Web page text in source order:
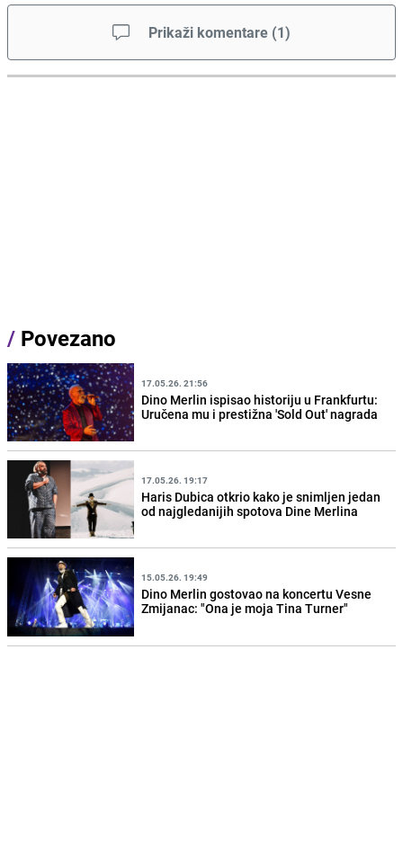
Prikaži komentare (1)
/ Povezano
17.05.26. 21:56
Dino Merlin ispisao historiju u Frankfurtu:
Uručena mu i prestižna 'Sold Out' nagrada
17.05.26. 19:17
Haris Dubica otkrio kako je snimljen jedan
od najgledanijih spotova Dine Merlina
15.05.26. 19:49
Dino Merlin gostovao na koncertu Vesne
Zmijanac: "Ona je moja Tina Turner"